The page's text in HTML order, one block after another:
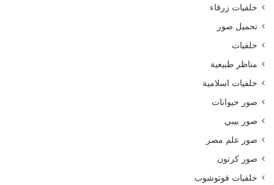
خلفيات زرقاء
تحميل صور
خلفيات
مناظر طبيعية
خلفيات اسلامية
صور حيوانات
صور بيبي
صور علم مصر
صور كرتون
خلفيات فوتوشوب